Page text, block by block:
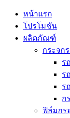
หน้าแรก
โปรโมชัน
ผลิตภัณฑ์
กระจก
ร
ร
ร
ก
ฟิล์มกร